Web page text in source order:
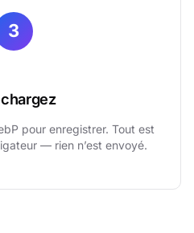
3
pour enregistrer. Tout est
— rien n’est envoyé.